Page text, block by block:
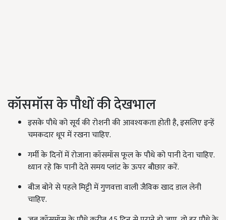
कॉसमॉस के पौधों की देखभाल
इसके पौधे को सूर्य की रोशनी की आवश्यकता होती है, इसलिए इन्हें
चमकदार धूप में रखना चाहिए.
गर्मी के दिनों में रोजाना कॉसमॉस फूल के पौधे को पानी देना चाहिए.
ध्यान रहे कि पानी देते समय प्लांट के ऊपर बौछार करें.
बीज बोने से पहले मिट्टी में गुणवत्ता वाली जैविक खाद डाल लेनी
चाहिए.